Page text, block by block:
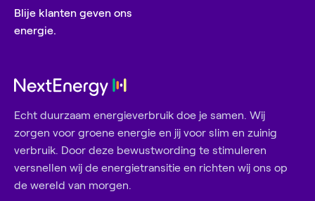
Blije klanten geven ons
energie.
Echt duurzaam energieverbruik doe je samen. Wij
zorgen voor groene energie en jij voor slim en zuinig
verbruik. Door deze bewustwording te stimuleren
versnellen wij de energietransitie en richten wij ons op
de wereld van morgen.